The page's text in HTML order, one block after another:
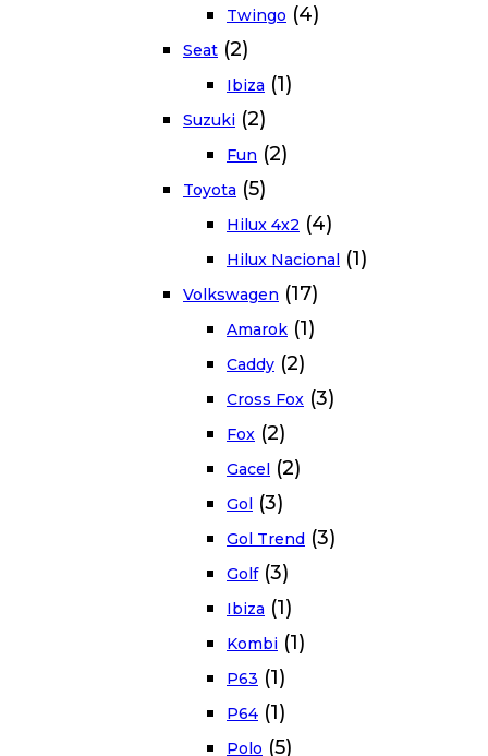
Twingo (4)
Seat (2)
Ibiza (1)
Suzuki (2)
Fun (2)
Toyota (5)
Hilux 4x2 (4)
Hilux Nacional (1)
Volkswagen (17)
Amarok (1)
Caddy (2)
Cross Fox (3)
Fox (2)
Gacel (2)
Gol (3)
Gol Trend (3)
Golf (3)
Ibiza (1)
Kombi (1)
P63 (1)
P64 (1)
Polo (5)